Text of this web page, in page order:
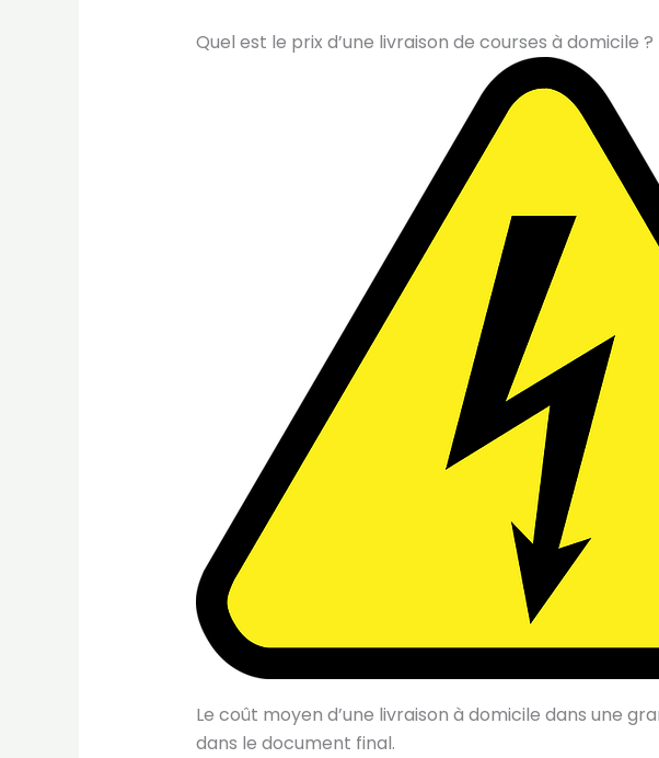
Quel est le prix d’une livraison de courses à domicile ?
Le coût moyen d’une livraison à domicile dans une
dans le document final.